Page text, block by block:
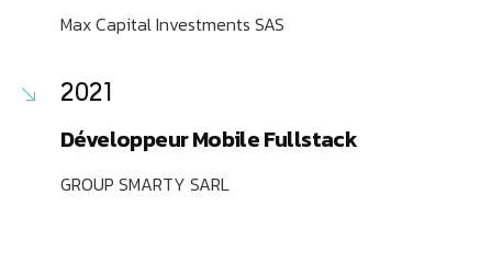
Max Capital Investments SAS
2021
Développeur Mobile Fullstack
GROUP SMARTY SARL